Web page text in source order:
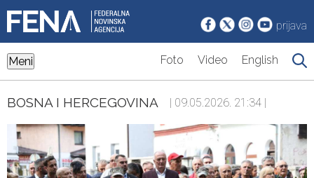
prijava
Meni Foto Video English
BOSNA I HERCEGOVINA | 09.05.2026. 21:34 |